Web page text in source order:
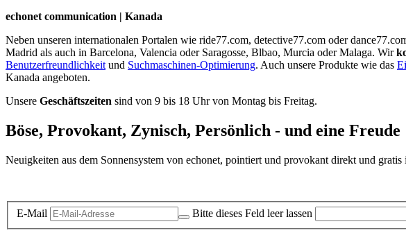
echonet communication | Kanada
Neben unseren internationalen Portalen wie ride77.com, detective77.com oder
Madrid als auch in Barcelona, Valencia oder Saragosse, Blbao, Murcia oder Malaga. Wir
Benutzerfreundlichkeit und Suchmaschinen-Optimierung. Auch unsere Produkte wie das
Kanada angeboten.
Unsere Geschäftszeiten sind von 9 bis 18 Uhr von Montag bis Freitag.
Böse, Provokant, Zynisch, Persönlich - und eine Freude
Neuigkeiten aus dem Sonnensystem von echonet, pointiert und provokant direkt und gratis
E-Mail Bitte dieses Feld leer lassen